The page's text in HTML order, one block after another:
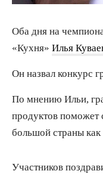
Оба дня на
«Кухня» Илья
Он назвал конкурс
По мнению Ильи,
продуктов поможет
большой страны как
Участников